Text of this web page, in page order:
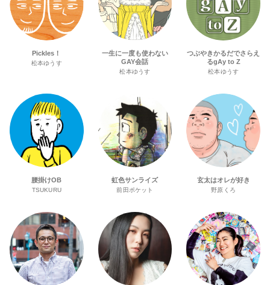
Pickles！
松本ゆうす
一生に一度も使わない
GAY会話
松本ゆうす
つぶやきかるだでさらえ
るgAy to Z
松本ゆうす
腰掛けOB
TSUKURU
虹色サンライズ
前田ポケット
玄太はオレが好き
野原くろ